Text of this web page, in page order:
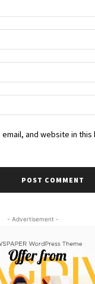
email, and website in
- Advertisement -